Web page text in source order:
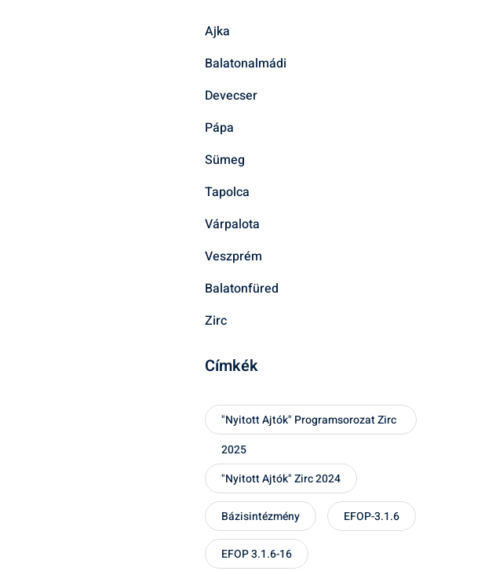
Ajka
Balatonalmádi
Devecser
Pápa
Sümeg
Tapolca
Várpalota
Veszprém
Balatonfüred
Zirc
Címkék
"Nyitott Ajtók" Programsorozat Zirc
2025
"Nyitott Ajtók" Zirc 2024
Bázisintézmény EFOP-3.1.6
EFOP 3.1.6-16